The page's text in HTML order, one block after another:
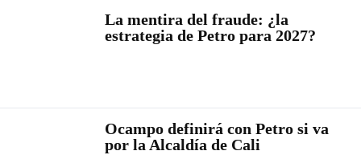
La mentira del fraude: ¿la
estrategia de Petro para 2027?
Ocampo definirá con Petro si va
por la Alcaldía de Cali